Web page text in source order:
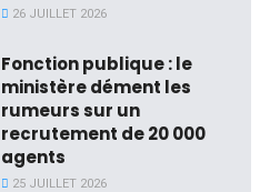
26 JUILLET 2026
Fonction publique : le
ministère dément les
rumeurs sur un
recrutement de 20 000
agents
25 JUILLET 2026